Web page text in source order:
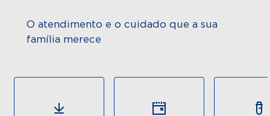
O atendimento e o cuidado que a sua
família merece